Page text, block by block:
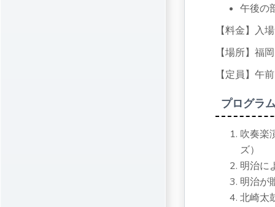
午後の
【料金】入
【場所】福
【定員】午
プログラ
吹奏楽
ズ）
明治に
明治が
北崎太